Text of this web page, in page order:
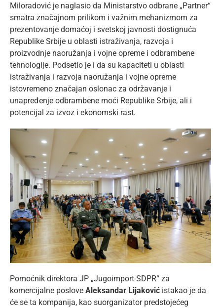
Miloradović je naglasio da Ministarstvo odbrane „Partner“
smatra značajnom prilikom i važnim mehanizmom za
prezentovanje domaćoj i svetskoj javnosti dostignuća
Republike Srbije u oblasti istraživanja, razvoja i
proizvodnje naoružanja i vojne opreme i odbrambene
tehnologije. Podsetio je i da su kapaciteti u oblasti
istraživanja i razvoja naoružanja i vojne opreme
istovremeno značajan oslonac za održavanje i
unapređenje odbrambene moći Republike Srbije, ali i
potencijal za izvoz i ekonomski rast.
Pomoćnik direktora JP „Jugoimport-SDPR“ za
komercijalne poslove Aleksandar Lijaković istakao je da
će se ta kompanija, kao suorganizator predstojećeg